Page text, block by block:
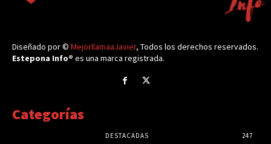
Diseñado por © MejorllamaaJavier, Todos los derechos reservados.
Estepona Info® es una marca registrada.
Categorías
DESTACADAS 247